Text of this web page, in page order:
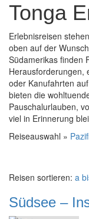
Tonga
Erlebnisreisen
oben auf der
Südamerikas finden
Herausforderungen,
oder Kanufahrten
bieten die
Pauschalurlauben,
viel in Erinnerung
Reiseauswahl »
Reisen sortieren: a
Südsee –